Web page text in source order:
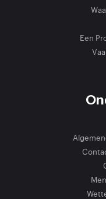
Een